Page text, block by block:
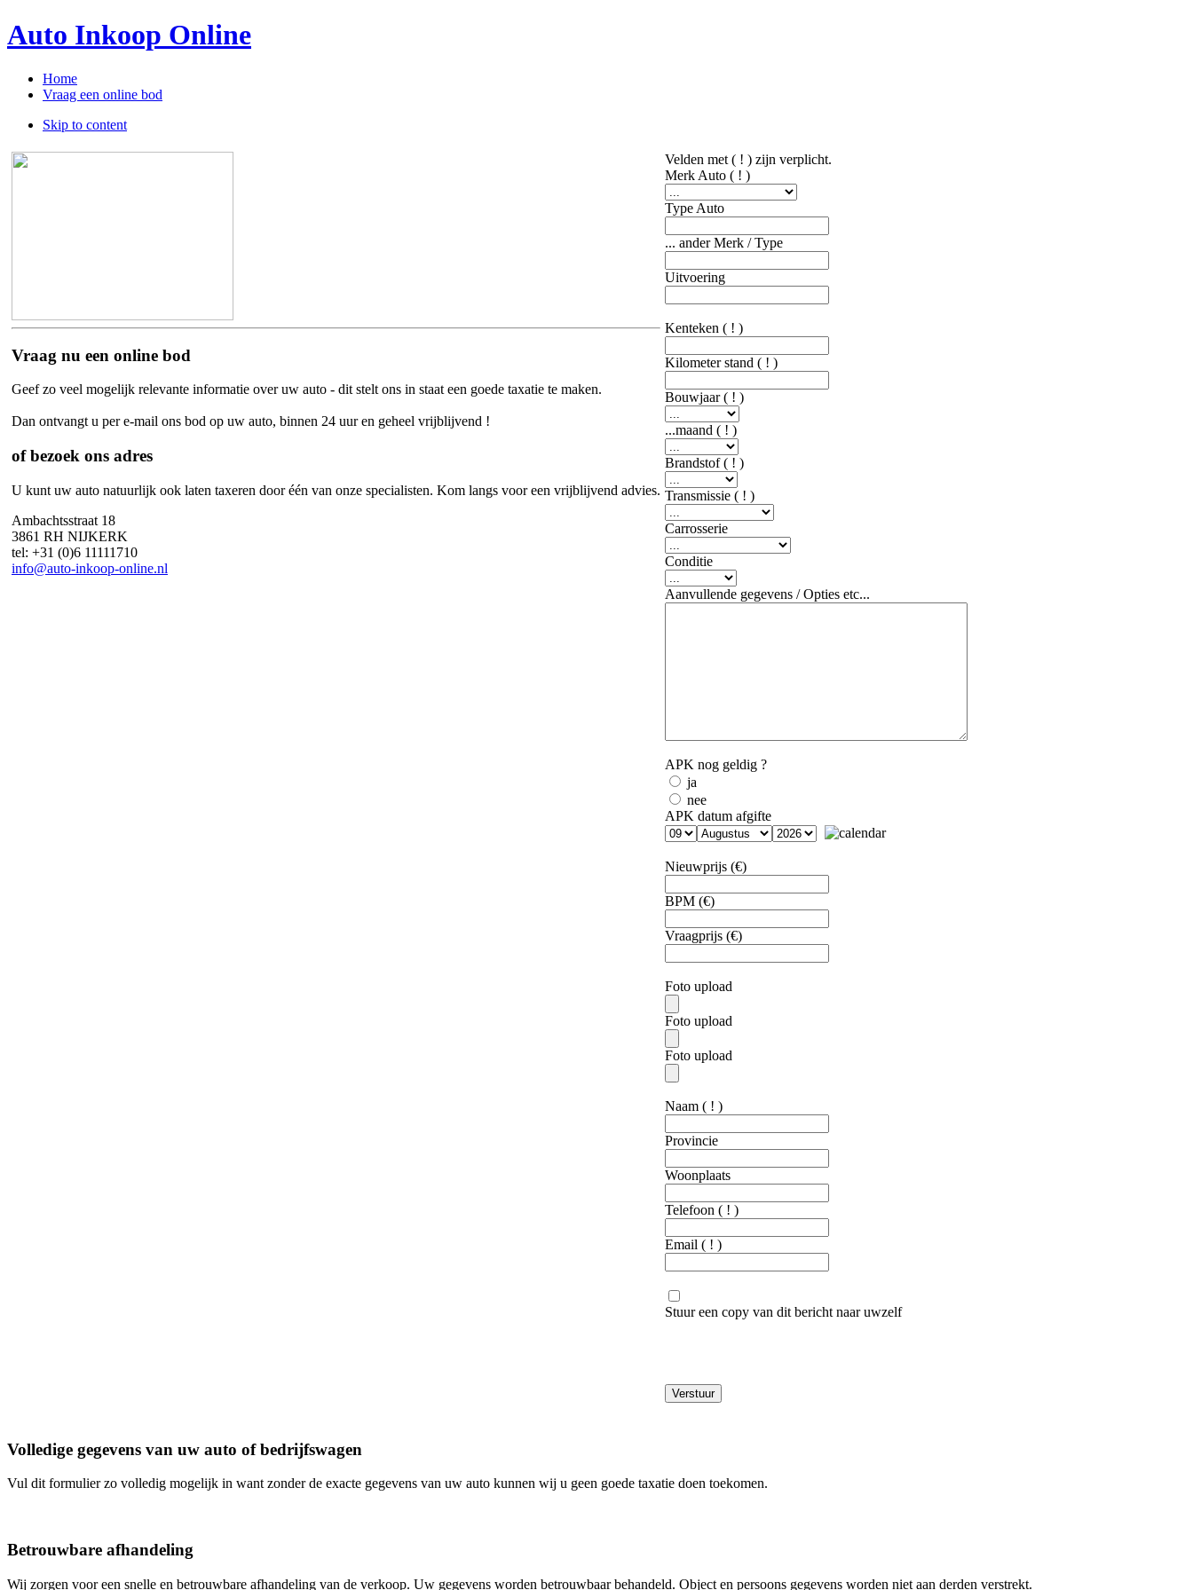
Auto Inkoop Online
Home
Vraag een online bod
Skip to content
Vraag nu een online bod
Geef zo veel mogelijk relevante informatie over uw auto - dit stelt ons in staat een goede taxatie te maken.
Dan ontvangt u per e-mail ons bod op uw auto, binnen 24 uur en geheel vrijblijvend !
of bezoek ons adres
U kunt uw auto natuurlijk ook laten taxeren door één van onze specialisten. Kom langs voor een vrijblijvend advies.
Ambachtsstraat 18
3861 RH NIJKERK
tel: +31 (0)6 11111710
info@auto-inkoop-online.nl
Velden met ( ! ) zijn verplicht.
Merk Auto ( ! )
Type Auto
... ander Merk / Type
Uitvoering
Kenteken ( ! )
Kilometer stand ( ! )
Bouwjaar ( ! )
...maand ( ! )
Brandstof ( ! )
Transmissie ( ! )
Carrosserie
Conditie
Aanvullende gegevens / Opties etc...
APK nog geldig ?
ja
nee
APK datum afgifte
Nieuwprijs (€)
BPM (€)
Vraagprijs (€)
Foto upload
Foto upload
Foto upload
Naam ( ! )
Provincie
Woonplaats
Telefoon ( ! )
Email ( ! )
Stuur een copy van dit bericht naar uwzelf
Volledige gegevens van uw auto of bedrijfswagen
Vul dit formulier zo volledig mogelijk in want zonder de exacte gegevens van uw auto kunnen wij u geen goede taxatie doen toekomen.
Betrouwbare afhandeling
Wij zorgen voor een snelle en betrouwbare afhandeling van de verkoop. Uw gegevens worden betrouwbaar behandeld. Object en persoons gegevens worden niet aan derden verstrekt.